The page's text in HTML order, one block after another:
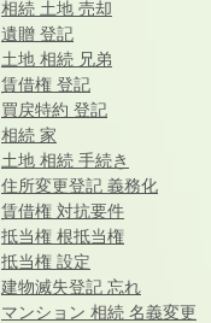
相続 土地 売却
遺贈 登記
土地 相続 兄弟
賃借権 登記
買戻特約 登記
相続 家
土地 相続 手続き
住所変更登記 義務化
賃借権 対抗要件
抵当権 根抵当権
抵当権 設定
建物滅失登記 忘れ
マンション 相続 名義変更